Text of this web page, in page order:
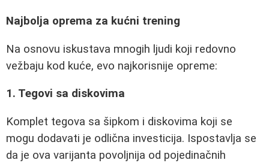
Najbolja oprema za kućni trening
Na osnovu iskustava mnogih ljudi koji redovno
vežbaju kod kuće, evo najkorisnije opreme:
1. Tegovi sa diskovima
Komplet tegova sa šipkom i diskovima koji se
mogu dodavati je odlična investicija. Ispostavlja se
da je ova varijanta povoljnija od pojedinačnih